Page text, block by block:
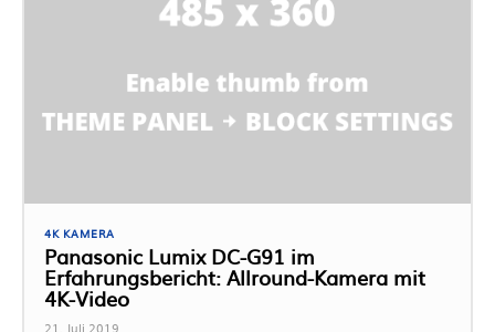
4K KAMERA
Panasonic Lumix DC-G91 im
Erfahrungsbericht: Allround-Kamera mit
4K-Video
21. Juli 2019